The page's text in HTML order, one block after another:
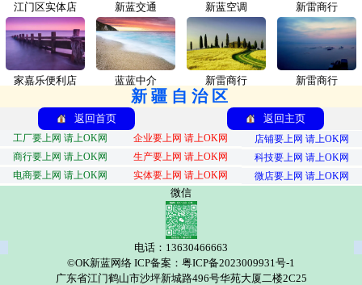
江门区实体店 新蓝交通
家嘉乐便利店 蓝蓝中介
新蓝空调 新雷商行
新雷商行 新雷商行
新疆自治区
返回首页 返回主页
工厂要上网 请上OK网 企业要上网 请上OK网
店铺要上网 请上OK网
商行要上网 请上OK网
生产要上网 请上OK网
科技要上网 请上OK网
电商要上网 请上OK网
实体要上网 请上OK网 微店要上网 请上OK网
微信
电话：13630466663
©OK新蓝网络 ICP备案：粤ICP备2023009931号-1
广东省江门鹤山市沙坪新城路496号华苑大厦二楼2C25